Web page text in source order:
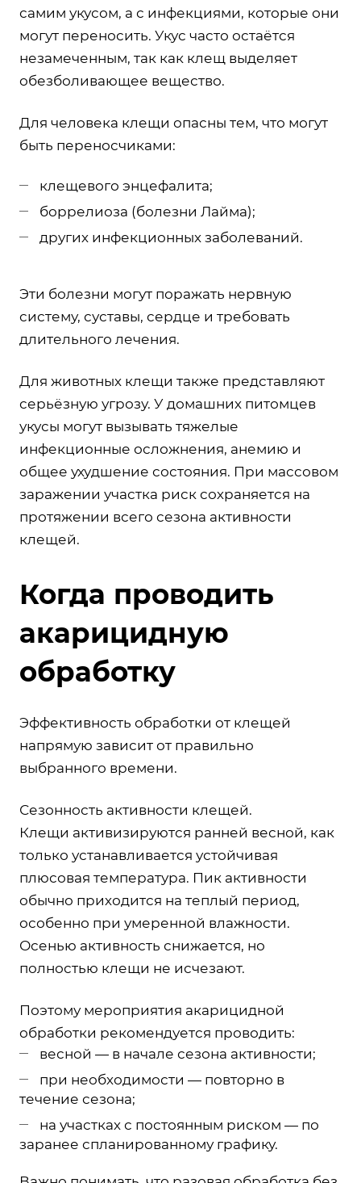
самим укусом, а с инфекциями, которые они
могут переносить. Укус часто остаётся
незамеченным, так как клещ выделяет
обезболивающее вещество.
Для человека клещи опасны тем, что могут
быть переносчиками:
клещевого энцефалита;
боррелиоза (болезни Лайма);
других инфекционных заболеваний.
Эти болезни могут поражать нервную
систему, суставы, сердце и требовать
длительного лечения.
Для животных клещи также представляют
серьёзную угрозу. У домашних питомцев
укусы могут вызывать тяжелые
инфекционные осложнения, анемию и
общее ухудшение состояния. При массовом
заражении участка риск сохраняется на
протяжении всего сезона активности
клещей.
Когда проводить
акарицидную
обработку
Эффективность обработки от клещей
напрямую зависит от правильно
выбранного времени.
Сезонность активности клещей.
Клещи активизируются ранней весной, как
только устанавливается устойчивая
плюсовая температура. Пик активности
обычно приходится на теплый период,
особенно при умеренной влажности.
Осенью активность снижается, но
полностью клещи не исчезают.
Поэтому мероприятия акарицидной
обработки рекомендуется проводить:
весной — в начале сезона активности;
при необходимости — повторно в
течение сезона;
на участках с постоянным риском — по
заранее спланированному графику.